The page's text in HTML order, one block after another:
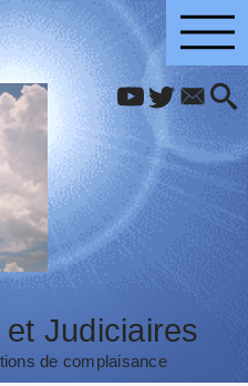
Judiciaires
de complaisance